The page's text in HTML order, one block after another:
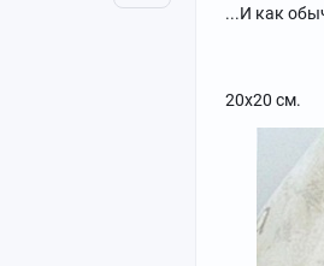
...И как
20х20 см.